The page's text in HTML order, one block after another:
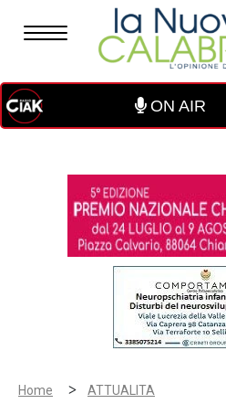
ON AIR
Home > ATTUALITA